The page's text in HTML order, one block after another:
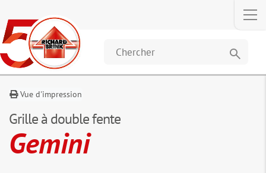
search
Vue d'impression
Grille à double fente
Gemini
Description
Les